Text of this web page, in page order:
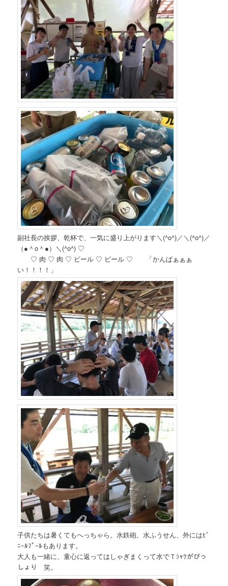
副社長の挨拶、乾杯で、一気に盛り上がります＼(^o^)／＼(^o^)／
（●＾o＾●）＼(^o^) ♡
♡ 肉 ♡ 肉 ♡ ビール ♡ ビール ♡ 「かんぱぁぁぁ
い！！！！」
子供たちは暑くてもへっちゃら。水鉄砲、水ふうせん、外にはﾋﾞ
ﾆｰﾙﾌﾟｰﾙもあります。
大人も一緒に、童心に返ってはしゃぎまくって水でＴｼｬﾂがびっ
しょり 笑。